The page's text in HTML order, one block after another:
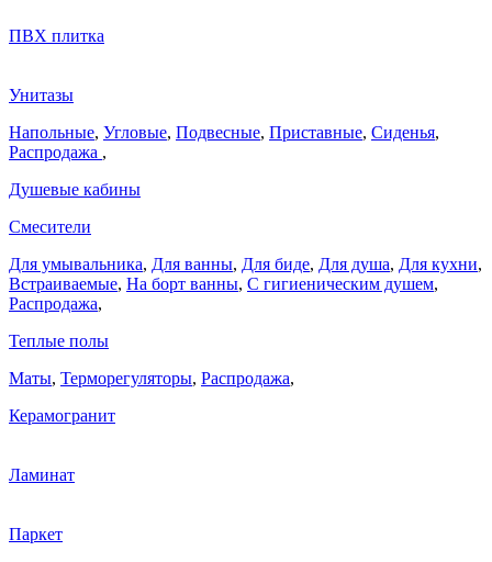
ПВХ плитка
Унитазы
Напольные, Угловые, Подвесные, Приставные, Сиденья,
Распродажа ,
Душевые кабины
Смесители
Для умывальника, Для ванны, Для биде, Для душа, Для кухни,
Встраиваемые, На борт ванны, C гигиеническим душем,
Распродажа,
Теплые полы
Маты, Терморегуляторы, Распродажа,
Керамогранит
Ламинат
Паркет